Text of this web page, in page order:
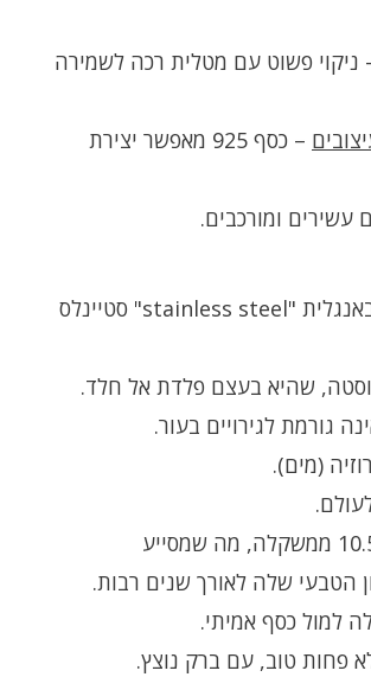
ניקוי פשוט עם מטלית רכה לשמירה
– כסף 925 מאפשר יצירת
עשירים ומורכבים.
– באנגלית "stainless steel" סטיינלס
שהיא בעצם פלדת אל חלד.
גורמת לגירויים בעור.
(מים).
הטבעי שלה לאורך שנים רבות.
למול כסף אמיתי.
פחות טוב, עם ברק נוצץ.